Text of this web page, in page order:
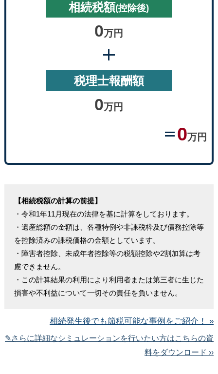
相続税額(控除後)
0万円
税理士報酬額
0万円
0万円
【相続税額の計算の前提】
・令和1年11月現在の法律を基に計算をしております。
・遺産総額の金額は、各種特例や非課税枠及び債務控除等
を控除済みの課税価格の金額としています。
・障害者控除、未成年者控除等の税額控除や2割加算は考
慮できません。
・この計算結果の利用により利用者または第三者に生じた
損害や不利益について一切その責任を負いません。
相続発生後でも節税可能な事例をご紹介！ »
✎さらに詳細なシミュレーションを行いたい方はこちらの資
料をダウンロード ››